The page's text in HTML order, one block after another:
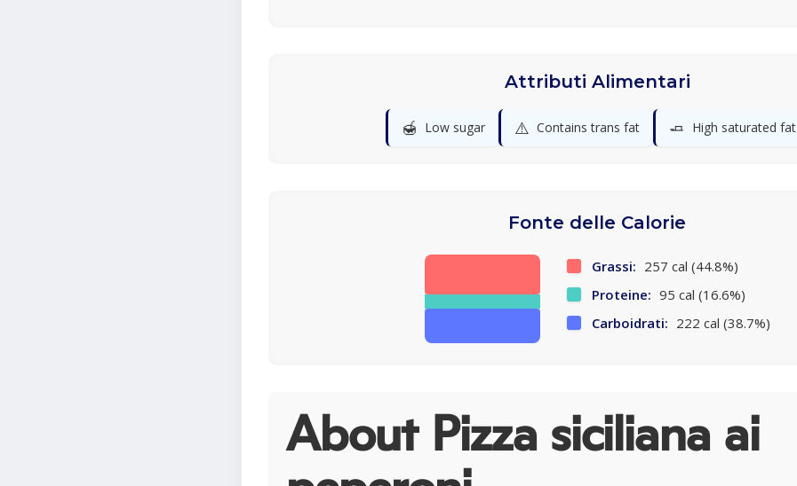
Attributi Alimentari
🍯 Low sugar ⚠️ Contains trans fat 🧈 High saturated fat
Fonte delle Calorie
Grassi: 257 cal (44.8%)
Proteine: 95 cal (16.6%)
Carboidrati: 222 cal (38.7%)
About Pizza siciliana ai